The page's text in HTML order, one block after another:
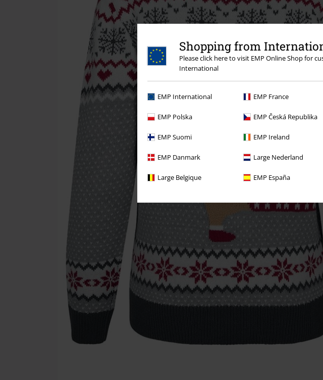
Shopping from
Please click here to visit EMP Online Shop for
International
EMP International EMP France
EMP Polska EMP Česká Republika
EMP Suomi EMP Ireland
EMP Danmark Large Nederland
Large Belgique EMP España